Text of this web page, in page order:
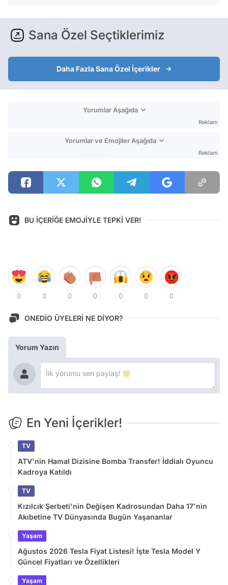
Sana Özel Seçtiklerimiz
Daha Fazla Sana Özel İçerikler
Yorumlar Aşağıda
Reklam
Yorumlar ve Emojiler Aşağıda
Reklam
BU İÇERİĞE EMOJİYLE TEPKİ VER!
0 0 0 0 0 0 0
ONEDİO ÜYELERİ NE DİYOR?
Yorum Yazın
En Yeni İçerikler!
TV
ATV'nin Hamal Dizisine Bomba Transfer! İddialı Oyuncu
Kadroya Katıldı
TV
Kızılcık Şerbeti'nin Değişen Kadrosundan Daha 17'nin
Akıbetine TV Dünyasında Bugün Yaşananlar
Yaşam
Ağustos 2026 Tesla Fiyat Listesi! İşte Tesla Model Y
Güncel Fiyatları ve Özellikleri
Yaşam